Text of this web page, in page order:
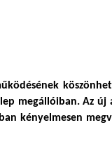
megállóiban. Az
kényelmesen